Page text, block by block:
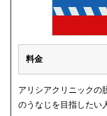
料金
アリシアクリニックの
のうなじを目指したい